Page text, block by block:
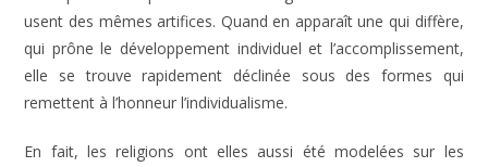
usent des mêmes artifices. Quand en apparaît une qui diffère,
qui prône le développement individuel et l’accomplissement,
elle se trouve rapidement déclinée sous des formes qui
remettent à l’honneur l’individualisme.
En fait, les religions ont elles aussi été modelées sur les